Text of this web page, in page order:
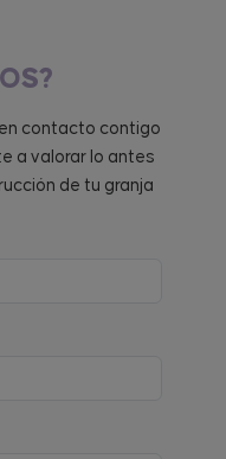
contacto contigo
a valorar lo antes
de tu granja